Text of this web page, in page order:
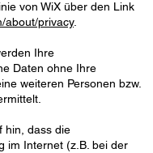
von WiX über den Link
about/privacy.
Ihre
Daten ohne Ihre
weiteren Personen bzw.
hin, dass die
im Internet (z.B. bei der